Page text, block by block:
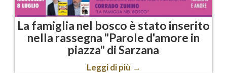
La famiglia nel bosco è stato inserito
nella rassegna "Parole d'amore in
piazza" di Sarzana
Leggi di più →